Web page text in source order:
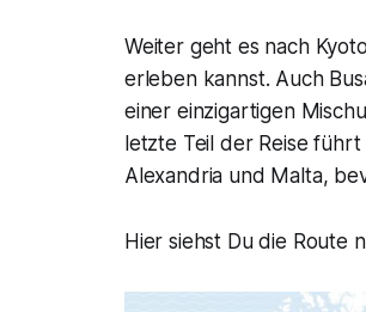
Weiter geht es nach
erleben kannst. Auch
einer einzigartigen
letzte Teil der Reise
Alexandria und Malta,
Hier siehst Du die Route